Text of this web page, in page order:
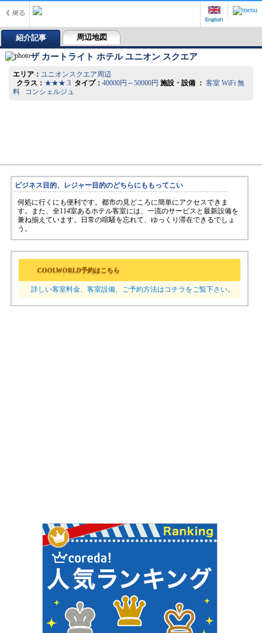
紹介記事 周辺地図
ザ カートライト ホテル ユニオン スクエア
エリア：ユニオンスクエア周辺
クラス： ★★★ 3 タイプ：40000円～50000円 施設・設備 ： 客室 WiFi 無
料 コンシェルジュ
ビジネス目的、レジャー目的のどちらにももってこい
何処に行くにも便利です。都市の見どころに簡単にアクセスできま
す。また、全114室あるホテル客室には、一流のサービスと最新設備を
兼ね揃えています。日常の喧騒を忘れて、ゆっくり滞在できるでしょ
う。
COOLWORLD予約はこちら
詳しい客室料金、客室設備、ご予約方法はコチラをご覧下さい。